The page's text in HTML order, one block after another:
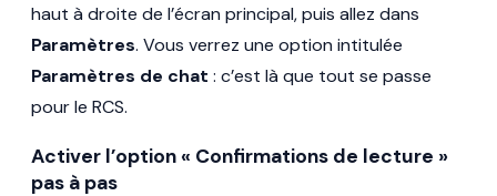
haut à droite de l’écran principal, puis allez dans
Paramètres. Vous verrez une option intitulée
Paramètres de chat : c’est là que tout se passe
pour le RCS.
Activer l’option « Confirmations de lecture »
pas à pas